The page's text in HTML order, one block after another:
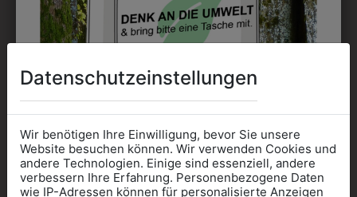
DAS KÖNNTE IHNEN
AUCH GEFALLEN
Datenschutzeinstellungen
Wir benötigen Ihre Einwilligung, bevor Sie unsere
Website besuchen können. Wir verwenden Cookies und
andere Technologien. Einige sind essenziell, andere
verbessern Ihre Erfahrung. Personenbezogene Daten
wie IP-Adressen können für personalisierte Anzeigen